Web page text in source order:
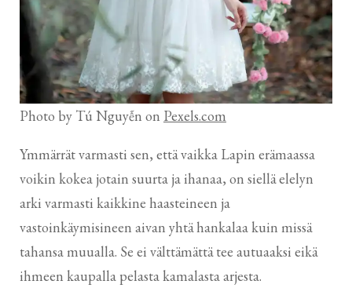
Photo by Tú Nguyễn on Pexels.com
Ymmärrät varmasti sen, että vaikka Lapin erämaassa
voikin kokea jotain suurta ja ihanaa, on siellä elelyn
arki varmasti kaikkine haasteineen ja
vastoinkäymisineen aivan yhtä hankalaa kuin missä
tahansa muualla. Se ei välttämättä tee autuaaksi eikä
ihmeen kaupalla pelasta kamalasta arjesta.